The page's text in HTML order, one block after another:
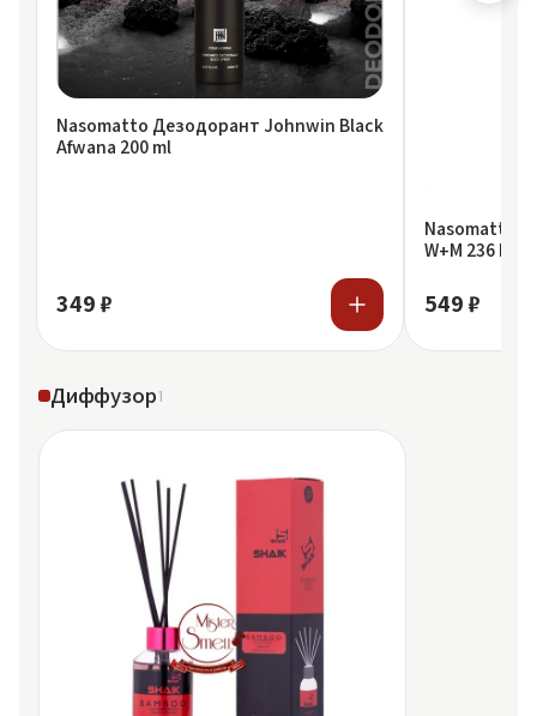
Nasomatto Дезодорант Johnwin Black
Afwana 200 ml
349 ₽
Nasomatto
W+M 236
549 ₽
Диффузор1